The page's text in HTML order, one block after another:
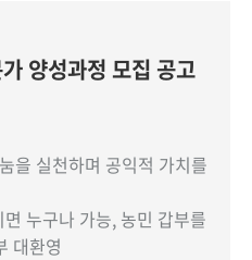
양성과정 모집 공고
을 실천하며 공익적 가치를
누구나 가능, 농민 갑부를
대환영